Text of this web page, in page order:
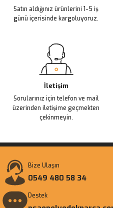
Bu ürüne benzer farklı
Satın aldığınız ürünlerini 1-5 iş
günü içerisinde kargoluyoruz.
İletişim
Sorularınız için telefon ve mail
üzerinden iletişime geçmekten
çekinmeyin.
Bize Ulaşın
0549 480 58 34
Destek